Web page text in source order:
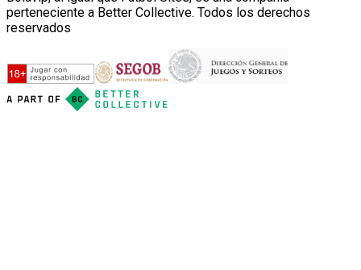
perteneciente a Better Collective. Todos los derechos
reservados